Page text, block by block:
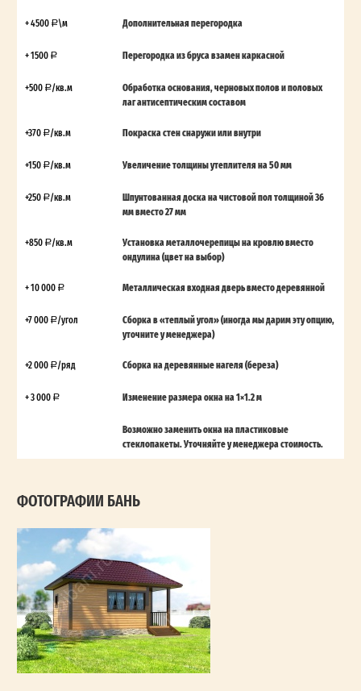
+ 4500 \м Дополнительная перегородка
+ 1500 Перегородка из бруса взамен каркасной
+500 /кв.м
Обработка основания, черновых полов и половых
лаг антисептическим составом
+370 /кв.м Покраска стен снаружи или внутри
+150 /кв.м Увеличение толщины утеплителя на 50 мм
+250 /кв.м
Шпунтованная доска на чистовой пол толщиной 36
мм вместо 27 мм
+850 /кв.м
Установка металлочерепицы на кровлю вместо
ондулина (цвет на выбор)
+ 10 000 Металлическая входная дверь вместо деревянной
+7 000 /угол
Сборка в «теплый угол» (иногда мы дарим эту опцию,
уточните у менеджера)
+2 000 /ряд Сборка на деревянные нагеля (береза)
+ 3 000 Изменение размера окна на 1×1.2 м
Возможно заменить окна на пластиковые
стеклопакеты. Уточняйте у менеджера стоимость.
ФОТОГРАФИИ БАНЬ